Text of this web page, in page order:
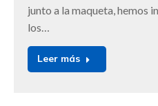
junto a la maqueta, hemos
los…
Leer más